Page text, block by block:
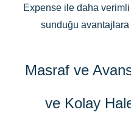
Expense ile daha
sunduğu
Masraf ve
ve Kolay